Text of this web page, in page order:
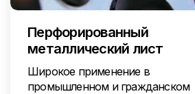
Перфорированный
металлический лист
Широкое применение в
промышленном и гражданском